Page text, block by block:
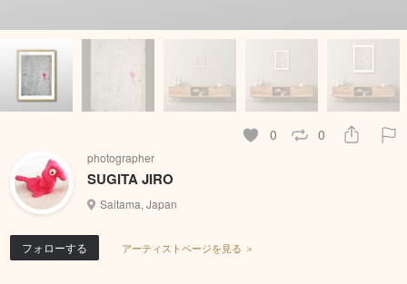
0 0
photographer
SUGITA JIRO
Saitama, Japan
フォローする アーティストページを見る ＞